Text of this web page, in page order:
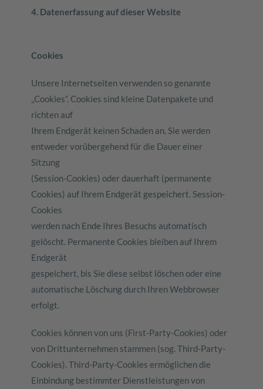
4. Datenerfassung auf dieser Website
Cookies
Unsere Internetseiten verwenden so genannte
„Cookies“. Cookies sind kleine Datenpakete und
richten auf
Ihrem Endgerät keinen Schaden an. Sie werden
entweder vorübergehend für die Dauer einer
Sitzung
(Session-Cookies) oder dauerhaft (permanente
Cookies) auf Ihrem Endgerät gespeichert. Session-
Cookies
werden nach Ende Ihres Besuchs automatisch
gelöscht. Permanente Cookies bleiben auf Ihrem
Endgerät
gespeichert, bis Sie diese selbst löschen oder eine
automatische Löschung durch Ihren Webbrowser
erfolgt.
Cookies können von uns (First-Party-Cookies) oder
von Drittunternehmen stammen (sog. Third-Party-
Cookies). Third-Party-Cookies ermöglichen die
Einbindung bestimmter Dienstleistungen von